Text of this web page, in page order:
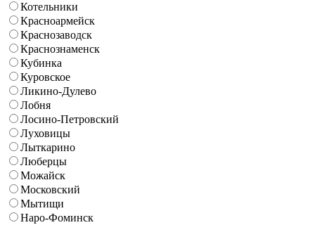
Котельники
Красноармейск
Краснозаводск
Краснознаменск
Кубинка
Куровское
Ликино-Дулево
Лобня
Лосино-Петровский
Луховицы
Лыткарино
Люберцы
Можайск
Московский
Мытищи
Наро-Фоминск